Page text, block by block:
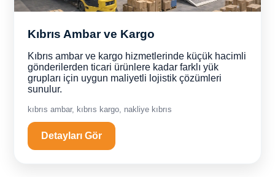
Kıbrıs Ambar ve Kargo
Kıbrıs ambar ve kargo hizmetlerinde küçük hacimli
gönderilerden ticari ürünlere kadar farklı yük
grupları için uygun maliyetli lojistik çözümleri
sunulur.
kıbrıs ambar, kıbrıs kargo, nakliye kıbrıs
Detayları Gör